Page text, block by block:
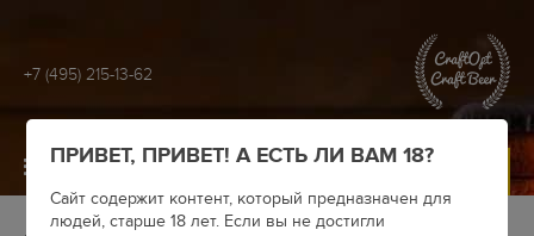
+7 (495) 215-13-62
МЕНЮ
ПРИВЕТ, ПРИВЕТ! А ЕСТЬ ЛИ ВАМ 18?
Сайт содержит контент, который предназначен для
людей, старше 18 лет. Если вы не достигли